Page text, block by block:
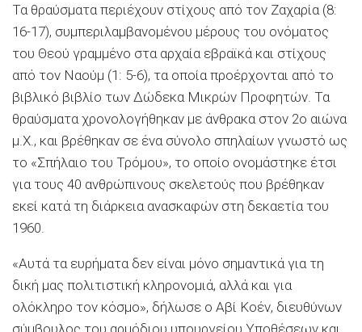
Τα θραύσματα περιέχουν στίχους από τον Ζαχαρία (8:
16-17), συμπεριλαμβανομένου μέρους του ονόματος
του Θεού γραμμένο στα αρχαία εβραϊκά και στίχους
από τον Ναούμ (1: 5-6), τα οποία προέρχονται από το
βιβλικό βιβλίο των Δώδεκα Μικρών Προφητών. Τα
θραύσματα χρονολογήθηκαν με άνθρακα στον 2ο αιώνα
μ.Χ., και βρέθηκαν σε ένα σύνολο σπηλαίων γνωστό ως
το «Σπήλαιο του Τρόμου», το οποίο ονομάστηκε έτσι
για τους 40 ανθρώπινους σκελετούς που βρέθηκαν
εκεί κατά τη διάρκεια ανασκαφών στη δεκαετία του
1960.
«Αυτά τα ευρήματα δεν είναι μόνο σημαντικά για τη
δική μας πολιτιστική κληρονομιά, αλλά και για
ολόκληρο τον κόσμο», δήλωσε ο Αβί Κοέν, διευθύνων
σύμβουλος του αρμόδιου υπουργείου Υποθέσεων και